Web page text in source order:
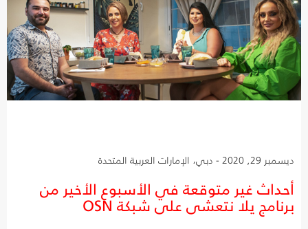
ديسمبر 29, 2020 - دبي، الإمارات العربية المتحدة
أحداث غير متوقعة في الأسبوع الأخير من
برنامج يلا نتعشى على شبكة OSN